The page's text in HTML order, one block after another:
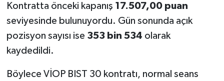
Kontratta önceki kapanış 17.507,00 puan
seviyesinde bulunuyordu. Gün sonunda açık
pozisyon sayısı ise 353 bin 534 olarak
kaydedildi.
Böylece VİOP BIST 30 kontratı, normal seans